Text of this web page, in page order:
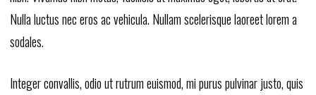
Nulla luctus nec eros ac vehicula. Nullam scelerisque laoreet lorem a
sodales.
Integer convallis, odio ut rutrum euismod, mi purus pulvinar justo, quis